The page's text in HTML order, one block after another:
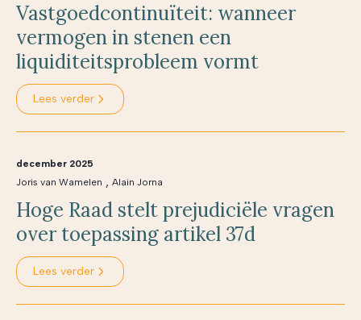
Vastgoedcontinuïteit: wanneer
vermogen in stenen een
liquiditeitsprobleem vormt
Lees verder
december 2025
Joris van Wamelen , Alain Jorna
Hoge Raad stelt prejudiciële vragen
over toepassing artikel 37d
Lees verder